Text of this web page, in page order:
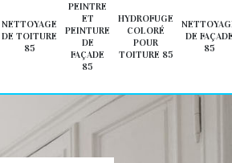
NETTOYAGE
DE TOITURE
85
PEINTRE
ET
PEINTURE
DE
FAÇADE
85
HYDROFUGE
COLORÉ
POUR
TOITURE 85
DE
85